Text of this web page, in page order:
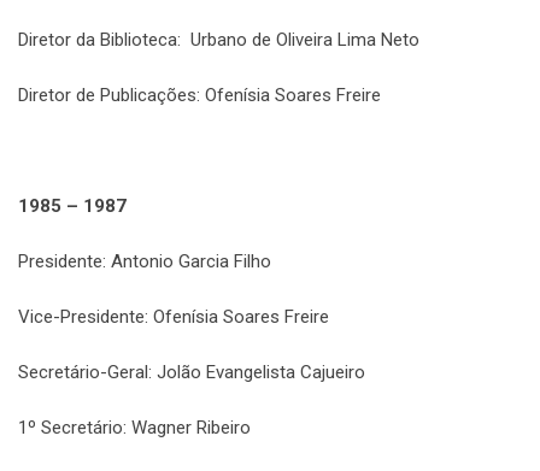
Diretor da Biblioteca: Urbano de Oliveira Lima Neto
Diretor de Publicações: Ofenísia Soares Freire
1985 – 1987
Presidente: Antonio Garcia Filho
Vice-Presidente: Ofenísia Soares Freire
Secretário-Geral: Jolão Evangelista Cajueiro
1º Secretário: Wagner Ribeiro